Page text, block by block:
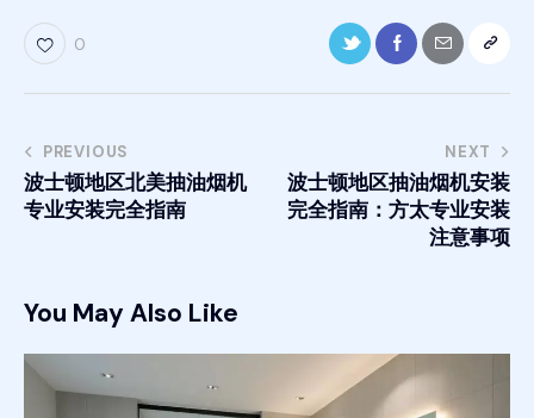
0
PREVIOUS
波士顿地区北美抽油烟机
专业安装完全指南
NEXT
波士顿地区抽油烟机安装
完全指南：方太专业安装
注意事项
You May Also Like